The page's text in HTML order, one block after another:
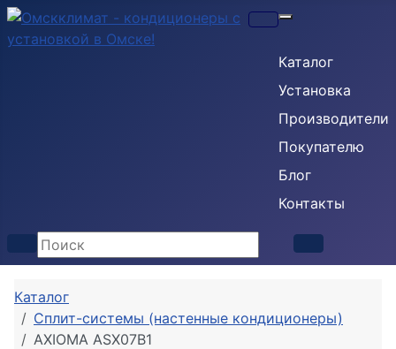
Каталог
Установка
Производители
Покупателю
Блог
Контакты
Каталог
Сплит-системы (настенные кондиционеры)
AXIOMA ASX07B1